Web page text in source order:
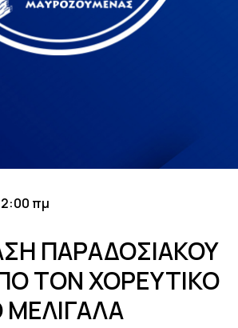
πμ
ΠΑΡΑΔΟΣΙΑΚΟΥ
ΤΟΝ ΧΟΡΕΥΤΙΚΟ